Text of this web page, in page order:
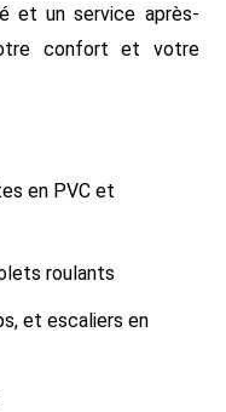
et un service après-
confort et votre
en PVC et
roulants
et escaliers en